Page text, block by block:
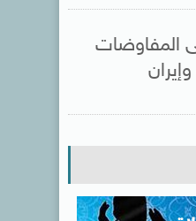
المفاوضات